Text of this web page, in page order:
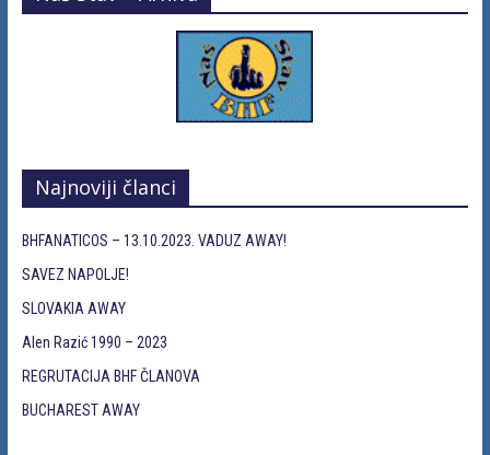
Najnoviji članci
BHFANATICOS – 13.10.2023. VADUZ AWAY!
SAVEZ NAPOLJE!
SLOVAKIA AWAY
Alen Razić 1990 – 2023
REGRUTACIJA BHF ČLANOVA
BUCHAREST AWAY